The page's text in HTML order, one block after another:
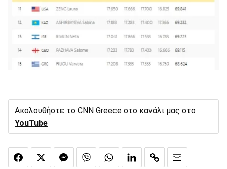
Ακολουθήστε το CNN Greece στο κανάλι μας στο
YouTube